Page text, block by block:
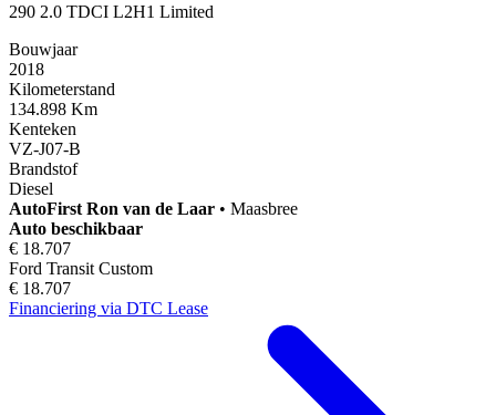
290 2.0 TDCI L2H1 Limited
Bouwjaar
2018
Kilometerstand
134.898 Km
Kenteken
VZ-J07-B
Brandstof
Diesel
AutoFirst Ron van de Laar • Maasbree
Auto beschikbaar
€ 18.707
Ford Transit Custom
€ 18.707
Financiering via DTC Lease